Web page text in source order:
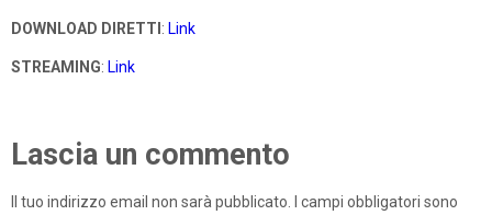
DOWNLOAD DIRETTI : Link
STREAMING: Link
Lascia un commento
Il tuo indirizzo email non sarà pubblicato.
I campi obbligatori sono